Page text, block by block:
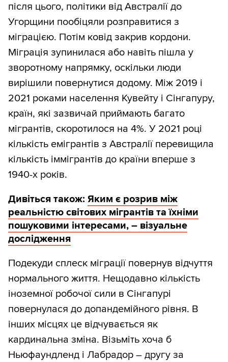
після цього, політики від Австралії до
Угорщини пообіцяли розправитися з
міграцією. Потім ковід закрив кордони.
Міграція зупинилася або навіть пішла у
зворотному напрямку, оскільки люди
вирішили повернутися додому. Між 2019 і
2021 роками населення Кувейту і Сінгапуру,
країн, які зазвичай приймають багато
мігрантів, скоротилося на 4%. У 2021 році
кількість емігрантів з Австралії перевищила
кількість іммігрантів до країни вперше з
1940-х років.
Дивіться також: Яким є розрив між
реальністю світових мігрантів та їхніми
пошуковими інтересами, – візуальне
дослідження
Подекуди сплеск міграції повернув відчуття
нормального життя. Нещодавно кількість
іноземної робочої сили в Сінгапурі
повернулася до допандемійного рівня. В
інших місцях це відчувається як
кардинальна зміна. Візьміть хоча б
Ньюфаундленд і Лабрадор – другу за